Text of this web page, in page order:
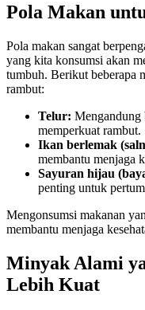
Pola Makan
Pola makan sangat
yang kita konsumsi akan
tumbuh. Berikut beberapa
rambut:
Telur: Mengandung
memperkuat rambut.
Ikan berlemak
membantu menjaga
Sayuran hijau
penting untuk
Mengonsumsi makanan
membantu menjaga
Minyak Alami
Lebih Kuat